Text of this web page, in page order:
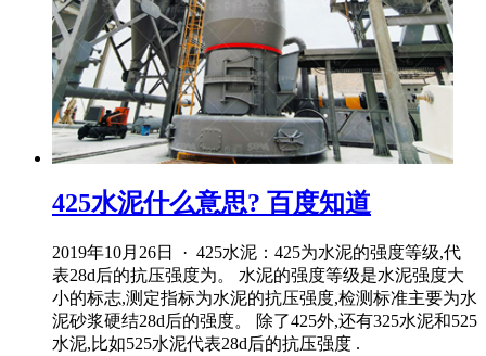
425水泥什么意思? 百度知道
2019年10月26日 · 425水泥：425为水泥的强度等级,代
表28d后的抗压强度为。 水泥的强度等级是水泥强度大
小的标志,测定指标为水泥的抗压强度,检测标准主要为水
泥砂浆硬结28d后的强度。 除了425外,还有325水泥和525
水泥,比如525水泥代表28d后的抗压强度 .